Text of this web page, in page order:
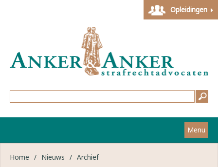
Opleidingen
Menu
Home
Home / Nieuws / Archief